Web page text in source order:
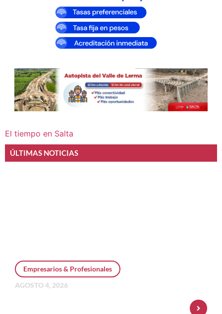
El tiempo en Salta
ÚLTIMAS NOTICIAS
Empresarios & Profesionales
AGOSTO 4, 2026